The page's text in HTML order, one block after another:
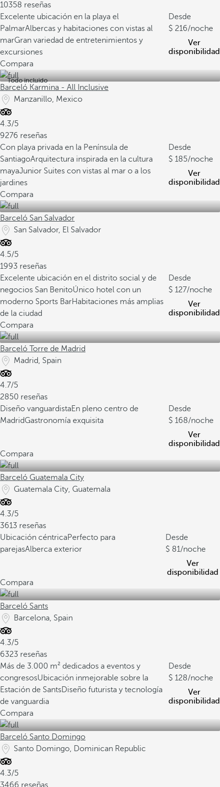
10358 reseñas
Excelente ubicación en la playa el
PalmarAlbercas y habitaciones con vistas al
marGran variedad de entretenimientos y
excursiones
Desde
216/noche
Ver
disponibilidad
Compara
Todo incluido
Barceló Karmina - All Inclusive
Manzanillo, Mexico
4.3/5
9276 reseñas
Con playa privada en la Península de
SantiagoArquitectura inspirada en la cultura
mayaJunior Suites con vistas al mar o a los
jardines
Desde
185/noche
Ver
disponibilidad
Compara
Barceló San Salvador
San Salvador, El Salvador
4.5/5
1993 reseñas
Excelente ubicación en el distrito social y de
negocios San BenitoÚnico hotel con un
moderno Sports BarHabitaciones más amplias
de la ciudad
Desde
127/noche
Ver
disponibilidad
Compara
Barceló Torre de Madrid
Madrid, Spain
4.7/5
2850 reseñas
Diseño vanguardistaEn pleno centro de
MadridGastronomía exquisita
Desde
168/noche
Ver
disponibilidad
Compara
Barceló Guatemala City
Guatemala City, Guatemala
4.3/5
3613 reseñas
Ubicación céntricaPerfecto para
parejasAlberca exterior
Desde
81/noche
Ver
disponibilidad
Compara
Barceló Sants
Barcelona, Spain
4.3/5
6323 reseñas
Más de 3.000 m² dedicados a eventos y
congresosUbicación inmejorable sobre la
Estación de SantsDiseño futurista y tecnología
de vanguardia
Desde
128/noche
Ver
disponibilidad
Compara
Barceló Santo Domingo
Santo Domingo, Dominican Republic
4.3/5
3466 reseñas